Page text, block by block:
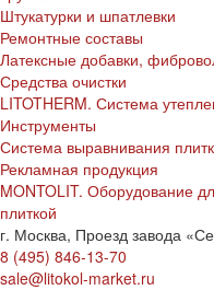
Штукатурки и шпатлевки
Ремонтные составы
Латексные добавки,
Средства очистки
LITOTHERM. Система
Инструменты
Система выравнивания
Рекламная продукция
MONTOLIT. Оборудование
плиткой
г. Москва, Проезд завода
8 (495) 846-13-70
sale@litokol-market.ru